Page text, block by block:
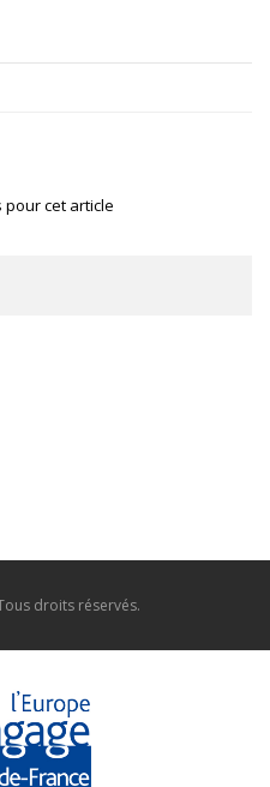
cet article
droits réservés.